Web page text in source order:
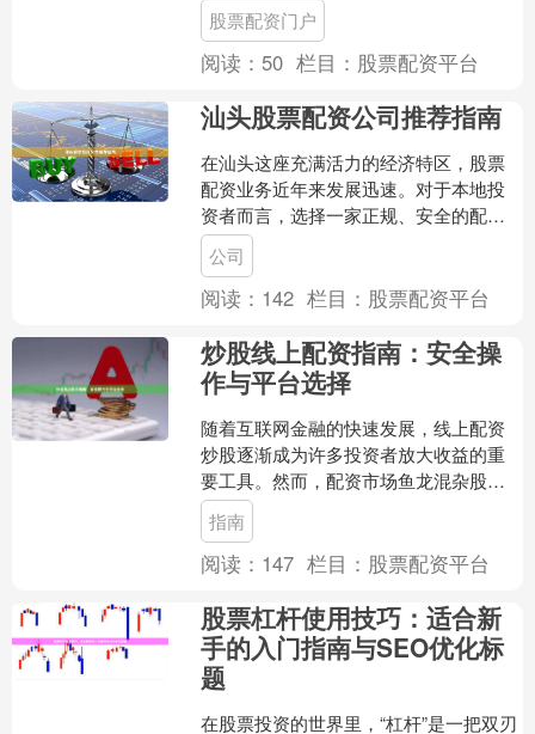
面对市场上众多的配....
股票配资门户
阅读： 50 栏目： 股票配资平台
汕头股票配资公司推荐指南
在汕头这座充满活力的经济特区，股票
配资业务近年来发展迅速。对于本地投
资者而言，选择一家正规、安全的配资
公司至关重要。本文将为您提供一份实
用的汕头股票配资公司推荐....
公司
阅读： 142 栏目： 股票配资平台
炒股线上配资指南：安全操
作与平台选择
随着互联网金融的快速发展，线上配资
炒股逐渐成为许多投资者放大收益的重
要工具。然而，配资市场鱼龙混杂股票
配资门户，如何在安全的前提下选择可
靠平台、规范操作，是每位....
指南
阅读： 147 栏目： 股票配资平台
股票杠杆使用技巧：适合新
手的入门指南与SEO优化标
题
在股票投资的世界里，“杠杆”是一把双刃